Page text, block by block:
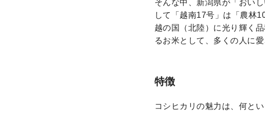
そんな中、新潟県が「おい
して「越南17号」は「農林
越の国（北陸）に光り輝く
るお米として、多くの人に愛
特徴
コシヒカリの魅力は、何と